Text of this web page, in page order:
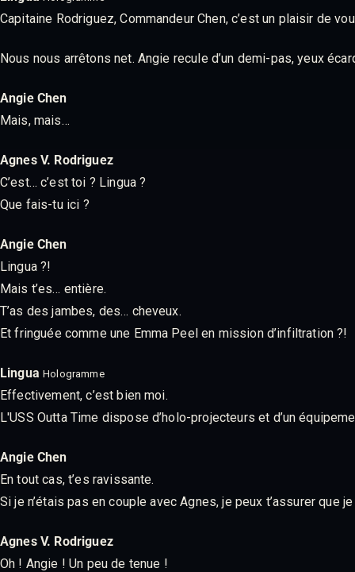
Capitaine Rodriguez, Commandeur Chen, c’est un plaisir de
Nous nous arrêtons net. Angie recule d’un demi-pas, yeux
Angie Chen
Mais, mais…
Agnes V. Rodriguez
C’est… c’est toi ? Lingua ?
Que fais-tu ici ?
Angie Chen
Lingua ?!
Mais t’es… entière.
T’as des jambes, des… cheveux.
Et fringuée comme une Emma Peel en mission d’infiltration ?!
Lingua Hologramme
Effectivement, c’est bien moi.
L'USS Outta Time dispose d’holo-projecteurs et d’un
Angie Chen
En tout cas, t’es ravissante.
Si je n’étais pas en couple avec Agnes, je peux t’assurer
Agnes V. Rodriguez
Oh ! Angie ! Un peu de tenue !